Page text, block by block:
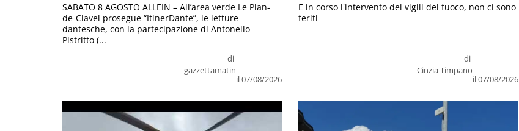
di
gazzettamatin
il 07/08/2026
SABATO 8 AGOSTO ALLEIN – All’area verde Le Plan-
de-Clavel prosegue “ItinerDante”, le letture
dantesche, con la partecipazione di Antonello
Pistritto (...
di
Cinzia Timpano
il 07/08/2026
E in corso l'intervento dei vigili del fuoco, non ci sono
feriti